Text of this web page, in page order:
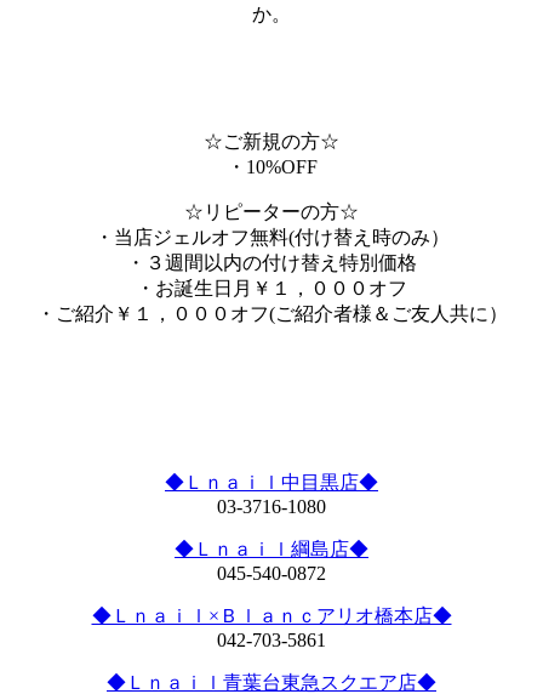
か。
☆ご新規の方☆
・10%OFF
☆リピーターの方☆
・当店ジェルオフ無料(付け替え時のみ）
・３週間以内の付け替え特別価格
・お誕生日月￥１，０００オフ
・ご紹介￥１，０００オフ(ご紹介者様＆ご友人共に）
◆Ｌｎａｉｌ中目黒店◆
03-3716-1080
◆Ｌｎａｉｌ綱島店◆
045-540-0872
◆Ｌｎａｉｌ×Ｂｌａｎｃアリオ橋本店◆
042-703-5861
◆Ｌｎａｉｌ青葉台東急スクエア店◆